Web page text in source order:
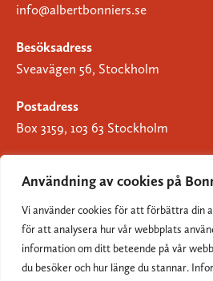
Användning av cookies på
Vi använder cookies för att förbättra din
för att analysera hur vår webbplats
information om ditt beteende på vår
du besöker och hur länge du stannar.
info@albertbonniers.se
Besöksadress
Sveavägen 56, Stockholm
Postadress
Box 3159, 103 63 Stockholm
Om
Cookies